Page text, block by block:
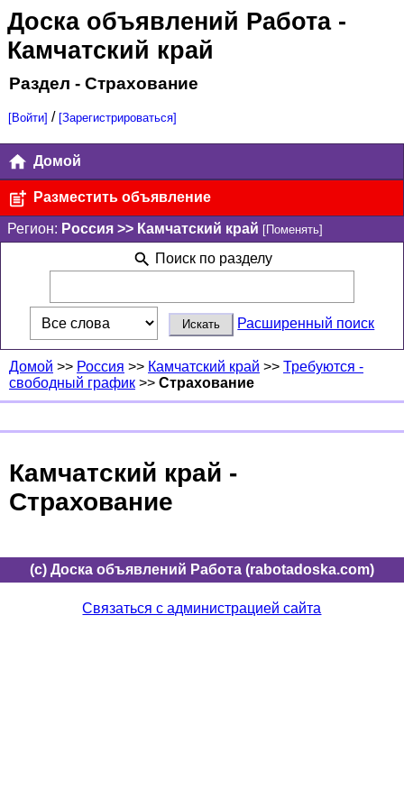
Доска объявлений Работа-
Камчатский край
Раздел - Страхование
[Войти] / [Зарегистрироваться]
Домой
Разместить объявление
Регион: Россия >> Камчатский край [Поменять]
Поиск по разделу
Расширенный поиск
Домой >> Россия >> Камчатский край >> Требуются -
свободный график >> Страхование
Камчатский край -
Страхование
(c) Доска объявлений Работа (rabotadoska.com)
Связаться с администрацией сайта